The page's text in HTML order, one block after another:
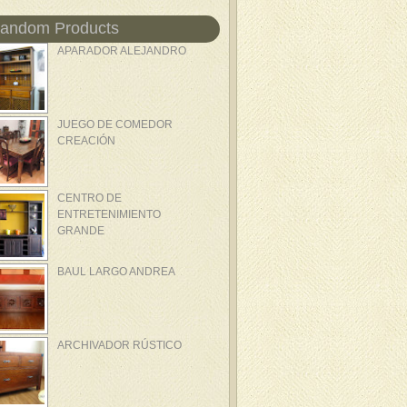
Products
APARADOR ALEJANDRO
JUEGO DE COMEDOR
CREACIÓN
CENTRO DE
ENTRETENIMIENTO
GRANDE
BAUL LARGO ANDREA
ARCHIVADOR RÚSTICO